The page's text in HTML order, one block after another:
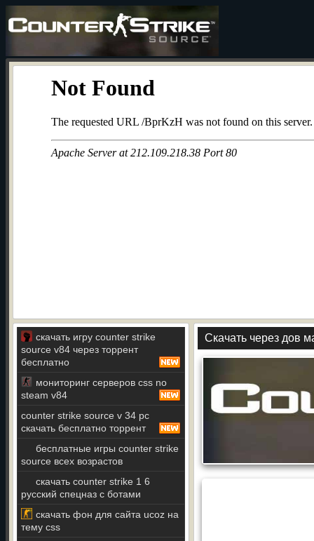
скачать игру counter strike
source v84 через торрент
бесплатно
мониторинг серверов css no
steam v84
counter strike source v 34 pc
скачать бесплатно торрент
бесплатные игры counter strike
source всех возрастов
скачать counter strike 1 6
русский спецназ с ботами
скачать фон для сайта ucoz на
тему css
Скачать через дов